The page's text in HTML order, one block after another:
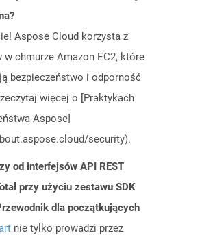
Aspose Cloud korzysta z
w chmurze Amazon EC2, które
bezpieczeństwo i odporność
więcej o [Praktykach
Aspose]
security).
od interfejsów API REST
przy użyciu zestawu SDK
dla początkujących
nie tylko prowadzi przez